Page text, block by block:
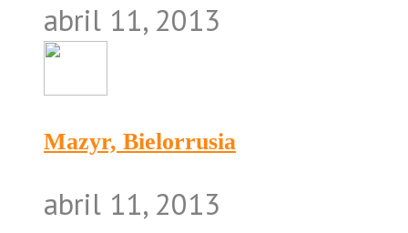
abril 11, 2013
Mazyr, Bielorrusia
abril 11, 2013